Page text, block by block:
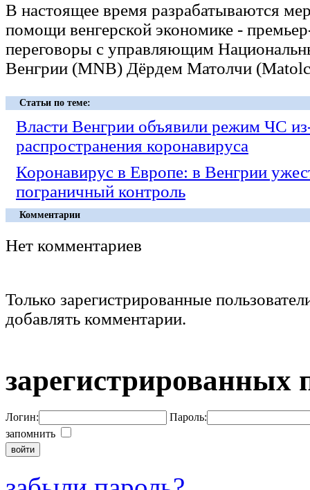
В настоящее время разрабатываются
помощи венгерской экономике -
переговоры с управляющим
Венгрии (MNB) Дёрдем Матолчи
Статьи по теме:
Власти Венгрии объявили режим ЧС
распространения коронавируса
Коронавирус в Европе: в Венгрии
пограничный контроль
Комментарии
Нет комментариев
Только зарегистрированные
добавлять комментарии.
зарегистрированных
Логин:
Пароль:
запомнить